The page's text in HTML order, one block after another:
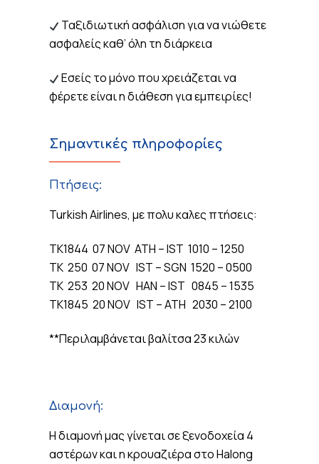
Ταξιδιωτική ασφάλιση για να νιώθετε
ασφαλείς καθ’ όλη τη διάρκεια
Εσείς το μόνο που χρειάζεται να
φέρετε είναι η διάθεση για εμπειρίες!
Σημαντικές πληροφορίες
Πτήσεις:
Turkish Airlines, με πολυ καλες πτήσεις:
TK1844 07 NOV ATH – IST 1010 – 1250
TK 250 07 NOV IST – SGN 1520 – 0500
TK 253 20 NOV HAN – IST 0845 – 1535
TK1845 20 NOV IST – ATH 2030 – 2100
**Περιλαμβάνεται βαλίτσα 23 κιλών
Διαμονή:
Η διαμονή μας γίνεται σε ξενοδοχεία 4
αστέρων και η κρουαζιέρα στο Halong